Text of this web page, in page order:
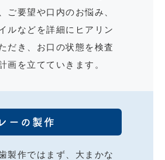
ご要望や口内のお悩み、
ルなどを詳細にヒアリン
だき、お口の状態を検査
画を立てていきます。
ーの製作
製作ではまず、大まかな